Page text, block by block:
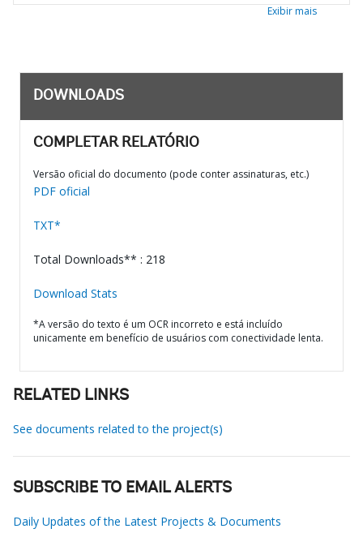
Exibir mais
DOWNLOADS
COMPLETAR RELATÓRIO
Versão oficial do documento (pode conter assinaturas, etc.)
PDF oficial
TXT*
Total Downloads** : 218
Download Stats
*A versão do texto é um OCR incorreto e está incluído
unicamente em benefício de usuários com conectividade lenta.
RELATED LINKS
See documents related to the project(s)
SUBSCRIBE TO EMAIL ALERTS
Daily Updates of the Latest Projects & Documents